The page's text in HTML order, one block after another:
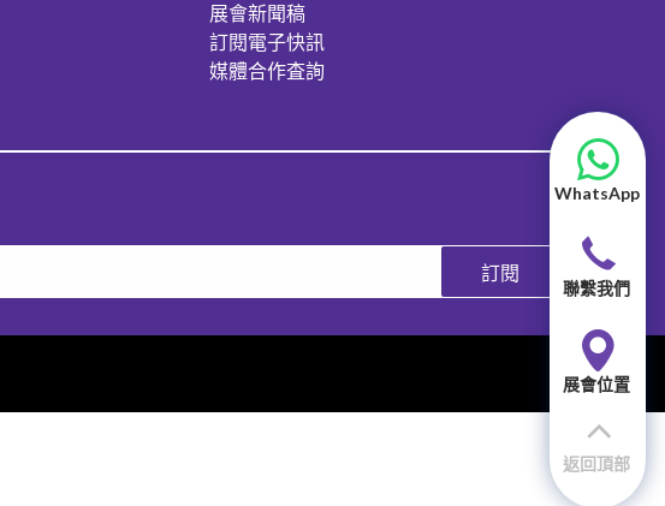
展會新聞稿
訂閱電子快訊
媒體合作査詢
訂閱
WhatsApp
聯繫我們
展會位置
返回頂部